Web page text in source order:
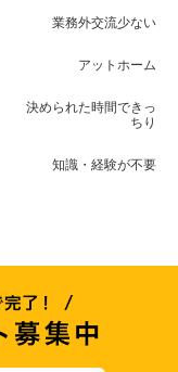
業務外交流少ない
アットホーム
決められた時間できっ
ちり
知識・経験が不要